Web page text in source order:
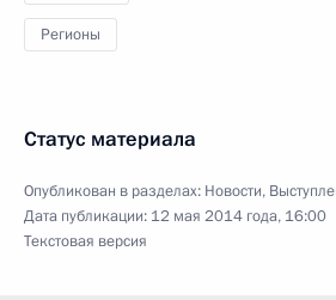
Регионы
Статус материала
Опубликован в разделах: Новости,
Дата публикации: 12 мая 2014 года, 16:00
Текстовая версия